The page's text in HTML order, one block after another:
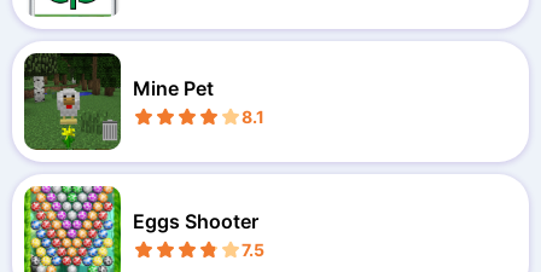
Mine Pet
8.1
Eggs Shooter
7.5